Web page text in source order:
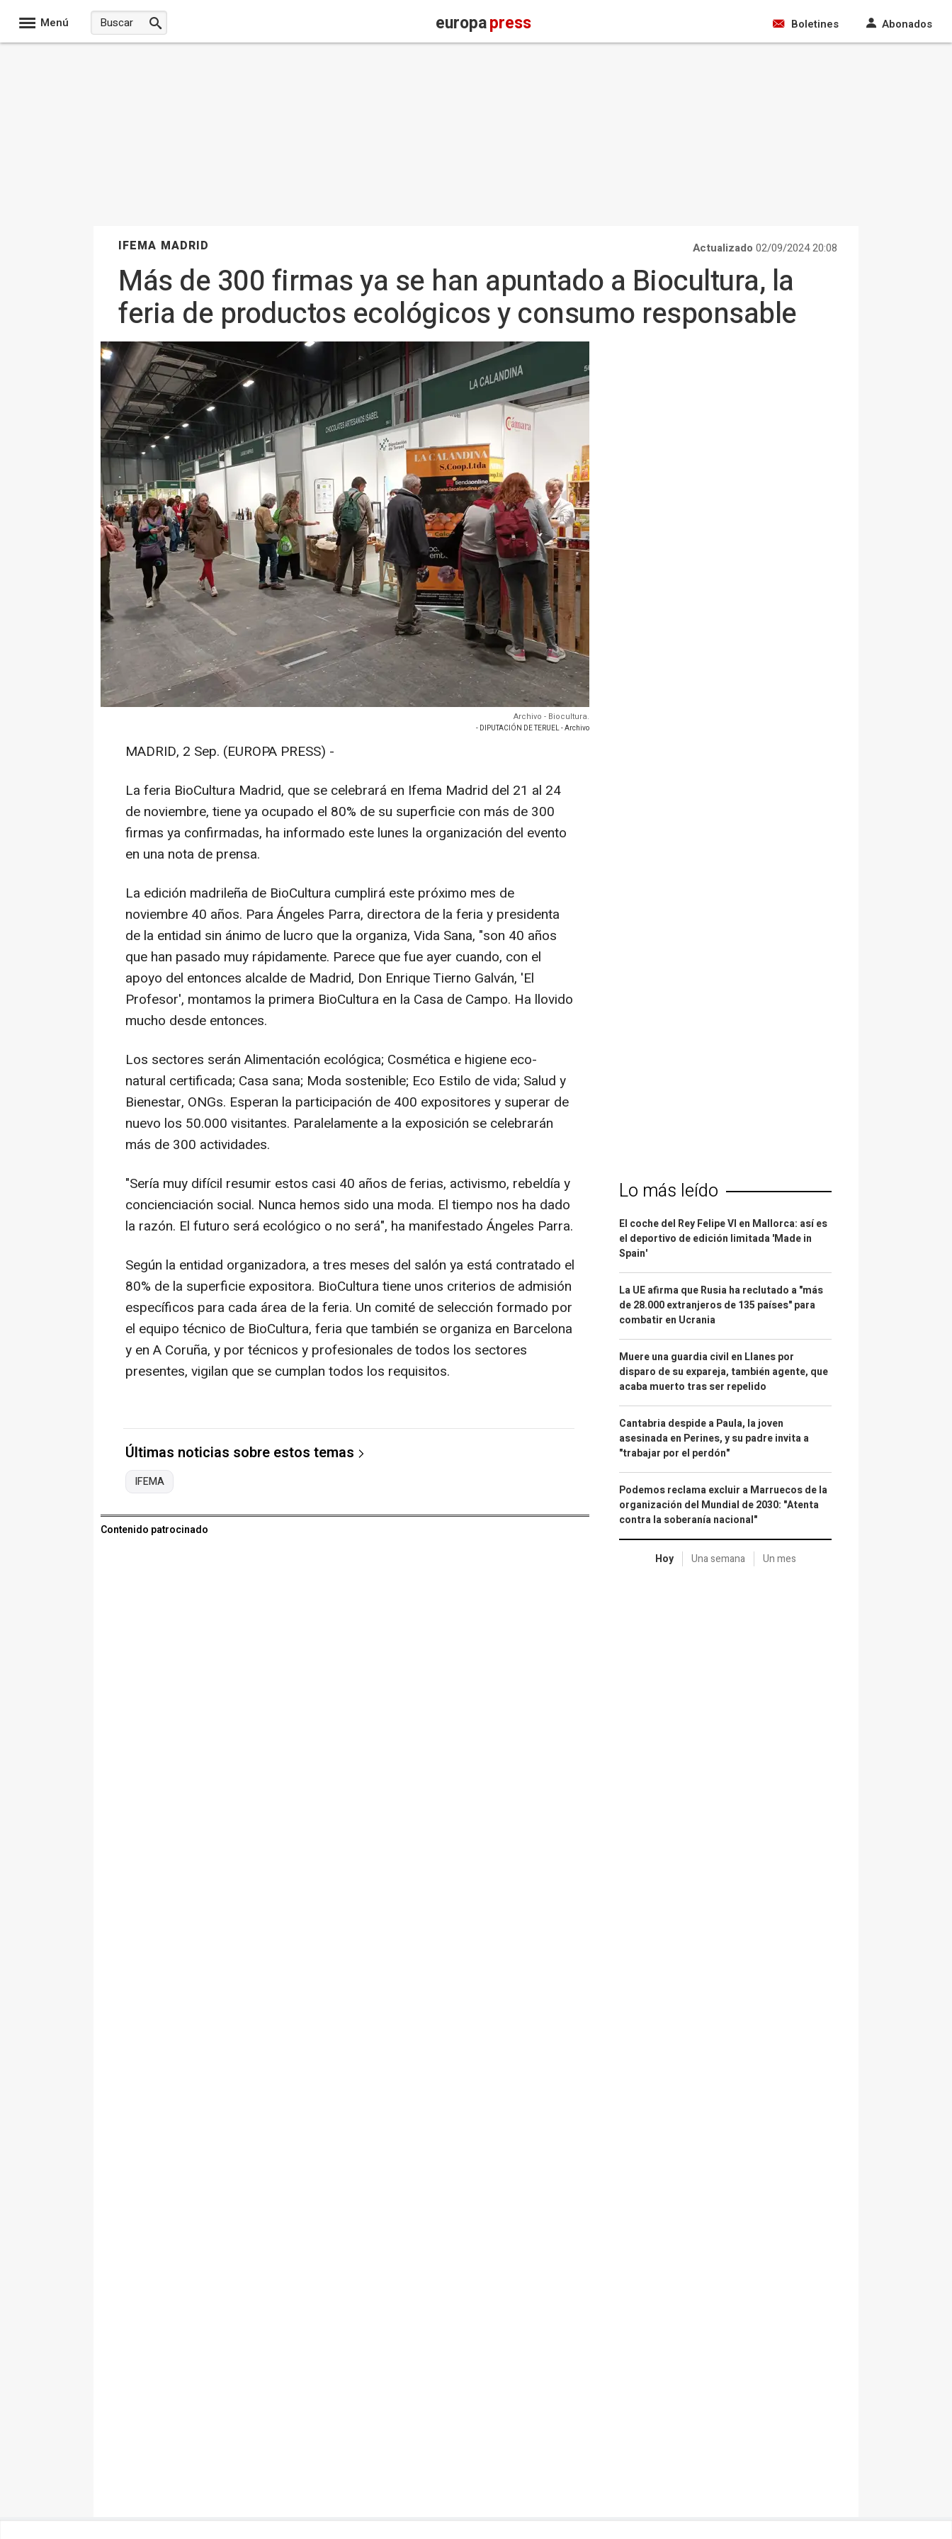
Menú europapress Boletines Abonados
IFEMA MADRID Actualizado 02/09/2024 20:08
Más de 300 firmas ya se han apuntado a Biocultura, la
feria de productos ecológicos y consumo responsable
Archivo - Biocultura.
- DIPUTACIÓN DE TERUEL - Archivo
MADRID, 2 Sep. (EUROPA PRESS) -
La feria BioCultura Madrid, que se celebrará en Ifema Madrid del 21 al 24
de noviembre, tiene ya ocupado el 80% de su superficie con más de 300
firmas ya confirmadas, ha informado este lunes la organización del evento
en una nota de prensa.
La edición madrileña de BioCultura cumplirá este próximo mes de
noviembre 40 años. Para Ángeles Parra, directora de la feria y presidenta
de la entidad sin ánimo de lucro que la organiza, Vida Sana, "son 40 años
que han pasado muy rápidamente. Parece que fue ayer cuando, con el
apoyo del entonces alcalde de Madrid, Don Enrique Tierno Galván, 'El
Profesor', montamos la primera BioCultura en la Casa de Campo. Ha llovido
mucho desde entonces.
Los sectores serán Alimentación ecológica; Cosmética e higiene eco-
natural certificada; Casa sana; Moda sostenible; Eco Estilo de vida; Salud y
Bienestar, ONGs. Esperan la participación de 400 expositores y superar de
nuevo los 50.000 visitantes. Paralelamente a la exposición se celebrarán
más de 300 actividades.
"Sería muy difícil resumir estos casi 40 años de ferias, activismo, rebeldía y
concienciación social. Nunca hemos sido una moda. El tiempo nos ha dado
la razón. El futuro será ecológico o no será", ha manifestado Ángeles Parra.
Según la entidad organizadora, a tres meses del salón ya está contratado el
80% de la superficie expositora. BioCultura tiene unos criterios de admisión
específicos para cada área de la feria. Un comité de selección formado por
el equipo técnico de BioCultura, feria que también se organiza en Barcelona
y en A Coruña, y por técnicos y profesionales de todos los sectores
presentes, vigilan que se cumplan todos los requisitos.
Últimas noticias sobre estos temas
IFEMA
Contenido patrocinado
Lo más leído
El coche del Rey Felipe VI en Mallorca: así es
el deportivo de edición limitada 'Made in
Spain'
La UE afirma que Rusia ha reclutado a "más
de 28.000 extranjeros de 135 países" para
combatir en Ucrania
Muere una guardia civil en Llanes por
disparo de su expareja, también agente, que
acaba muerto tras ser repelido
Cantabria despide a Paula, la joven
asesinada en Perines, y su padre invita a
"trabajar por el perdón"
Podemos reclama excluir a Marruecos de la
organización del Mundial de 2030: "Atenta
contra la soberanía nacional"
Hoy Una semana Un mes